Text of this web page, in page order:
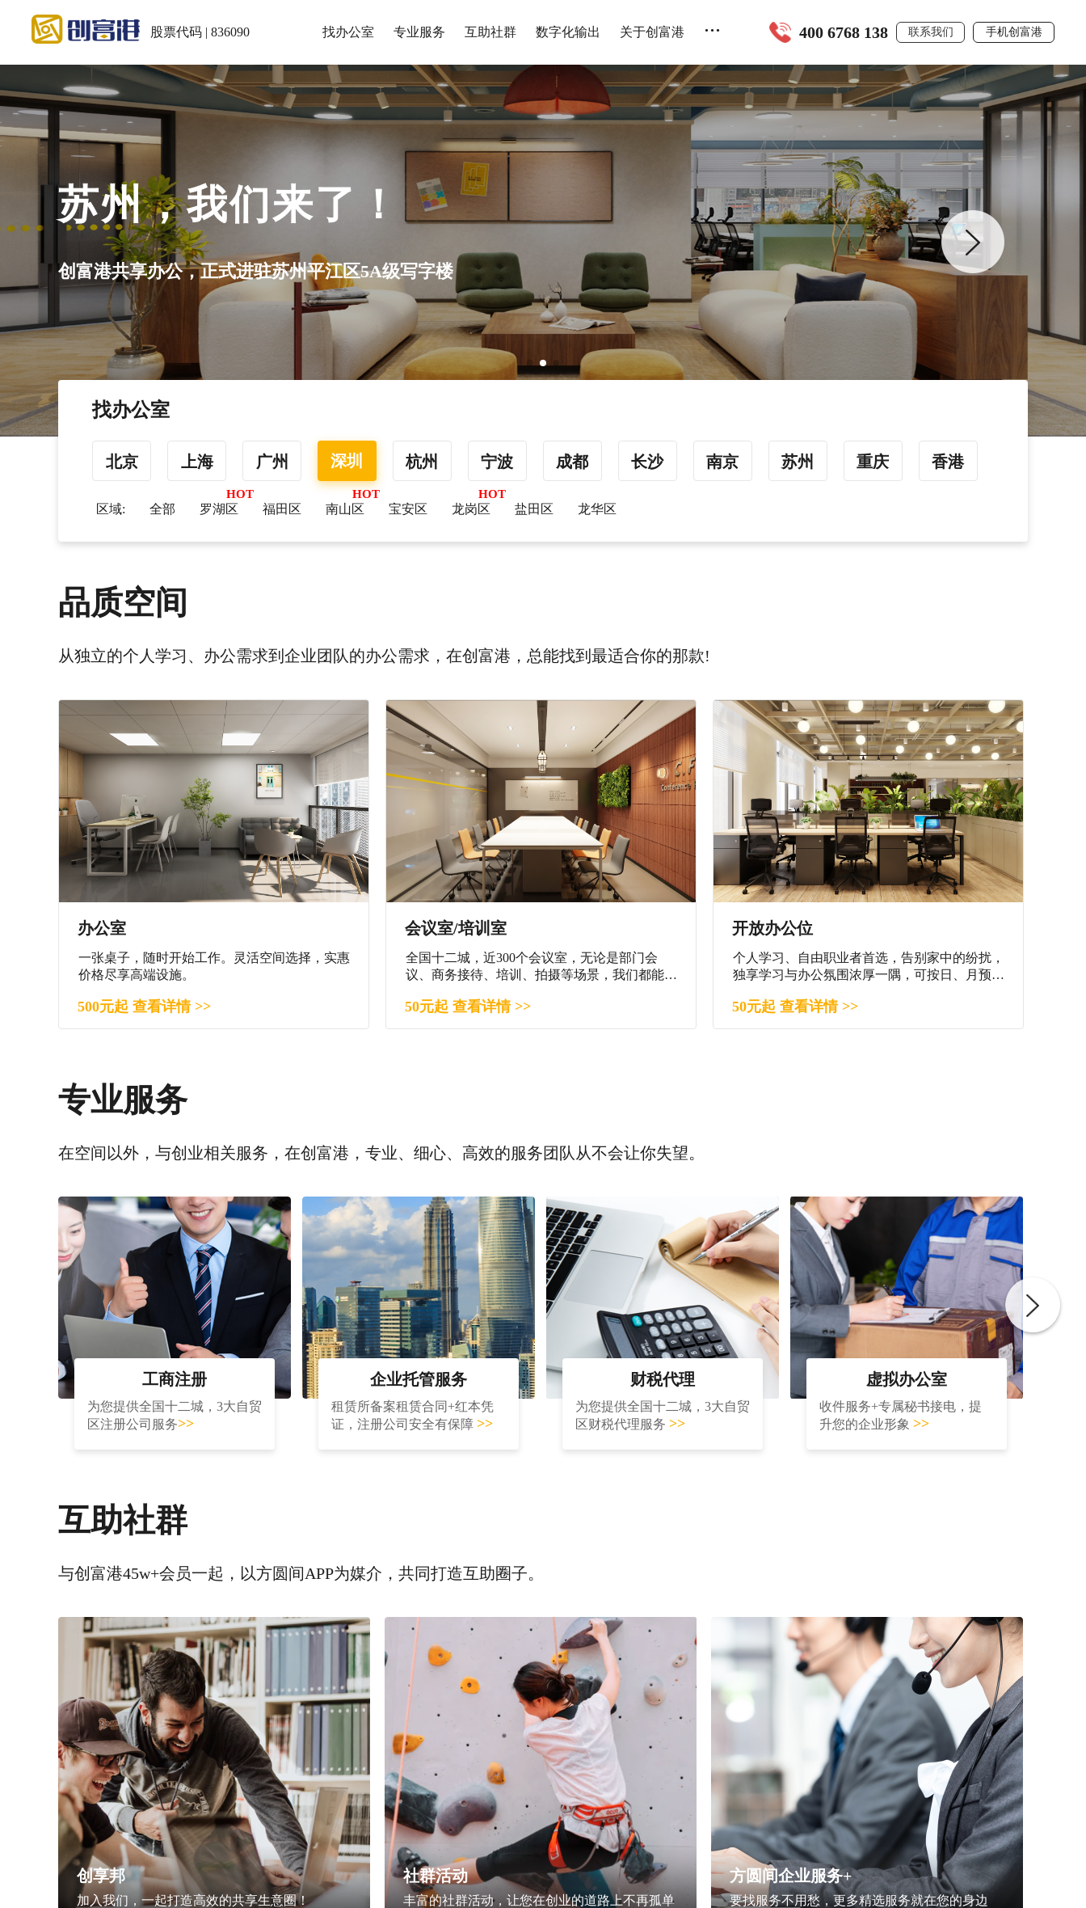
股票代码 | 836090 找办公室 专业服务 互助社群 数字化输出 关于创富港 ... 400 6768 138 联系我们 手机创富港
会议室：5~30人 全国连锁 设备齐全
小程序充值积分再预订享5.5折！
找办公室
北京 上海 广州 深圳 杭州 宁波 成都 长沙 南京 苏州 重庆 香港
区域: 全部 罗湖区 福田区 南山区 宝安区 龙岗区 盐田区 龙华区
品质空间
从独立的个人学习、办公需求到企业团队的办公需求，在创富港，总能找到最适合你的那款!
办公室
一张桌子，随时开始工作。灵活空间选择，实惠
价格尽享高端设施。
500元起 查看详情 >>
会议室/培训室
全国十二城，近300个会议室，无论是部门会
议、商务接待、培训、拍摄等场景，我们都能满
50元起 查看详情 >>
开放办公位
个人学习、自由职业者首选，告别家中的纷扰，
独享学习与办公氛围浓厚一隅，可按日、月预
50元起 查看详情 >>
专业服务
在空间以外，与创业相关服务，在创富港，专业、细心、高效的服务团队从不会让你失望。
工商注册
为您提供全国十二城，3大自贸
区注册公司服务>>
企业托管服务
租赁所备案租赁合同+红本凭
证，注册公司安全有保障 >>
财税代理
为您提供全国十二城，3大自贸
区财税代理服务 >>
虚拟办公室
收件服务+专属秘书接电，提
升您的企业形象 >>
互助社群
与创富港45w+会员一起，以方圆间APP为媒介，共同打造互助圈子。
创享邦
加入我们，一起打造高效的共享生意圈！
社群活动
丰富的社群活动，让您在创业的道路上不再孤单
方圆间企业服务+
要找服务不用愁，更多精选服务就在您的身边